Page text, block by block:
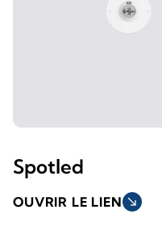
Spotled
OUVRIR LE LIEN south_east